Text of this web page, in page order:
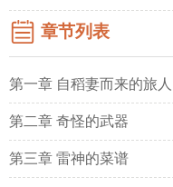
章节列表
第一章 自稻妻而来的旅人
第二章 奇怪的武器
第三章 雷神的菜谱